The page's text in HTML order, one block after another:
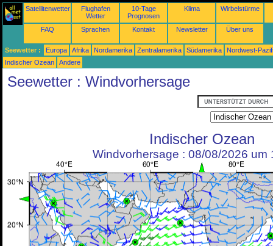
Satellitenwetter
Flughafen
Wetter
10-Tage
Prognosen
Klima Wirbelstürme
FAQ Sprachen Kontakt Newsletter Über uns
Seewetter : Europa Afrika Nordamerika Zentralamerika Südamerika
Nordwest-
Indischer Ozean
Andere
Seewetter : Windvorhersage
Indischer Ozean
Windvorhersage : 08/08/2026 um